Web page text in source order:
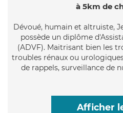
à 5km de
Dévoué, humain et altruiste,
possède un diplôme
(ADVF). Maitrisant bien les
troubles rénaux ou
de rappels, surveillance de
Afficher